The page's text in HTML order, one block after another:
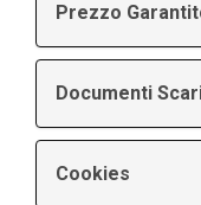
Prezzo
Documenti
Cookies